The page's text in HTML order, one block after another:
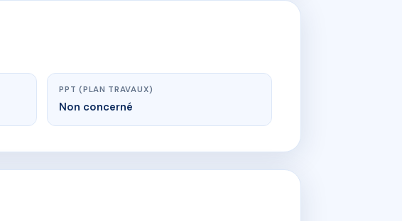
PPT (PLAN TRAVAUX)
Non concerné